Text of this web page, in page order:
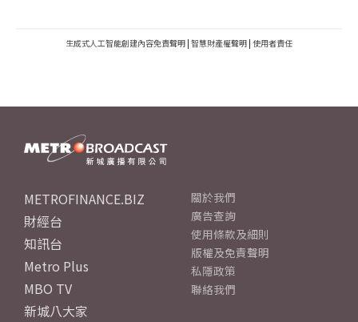
生成式人工智能創建內容免責聲明 | 智慧財產權聲明 | 使用者責任
METROFINANCE.BIZ
財經台
知訊台
Metro Plus
MBO TV
新城八大家
關於我們
廣告查詢
使用條款及細則
版權及免責聲明
私隱政策
聯絡我們